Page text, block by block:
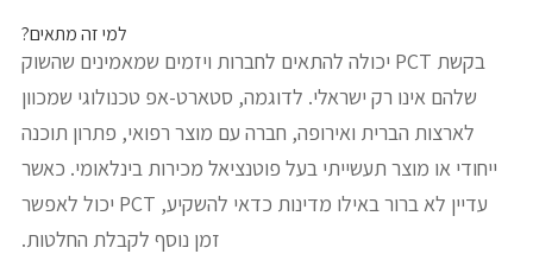
למי זה מתאים?
בקשת PCT יכולה להתאים לחברות ויזמים שמאמינים שהשוק
שלהם אינו רק ישראלי. לדוגמה, סטארט-אפ טכנולוגי שמכוון
לארצות הברית ואירופה, חברה עם מוצר רפואי, פתרון תוכנה
ייחודי או מוצר תעשייתי בעל פוטנציאל מכירות בינלאומי. כאשר
עדיין לא ברור באילו מדינות כדאי להשקיע, PCT יכול לאפשר
זמן נוסף לקבלת החלטות.